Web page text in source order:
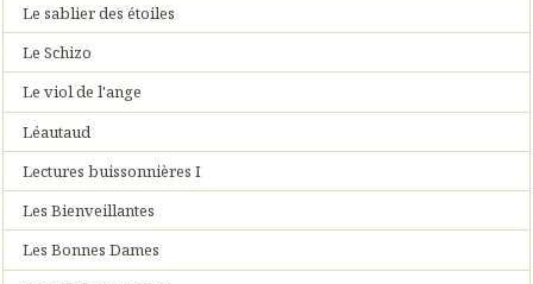
Le sablier des étoiles
Le Schizo
Le viol de l'ange
Léautaud
Lectures buissonnières I
Les Bienveillantes
Les Bonnes Dames